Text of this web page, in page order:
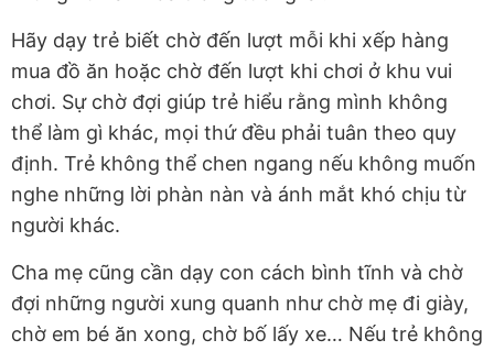
Hãy dạy trẻ biết chờ đến lượt mỗi khi xếp hàng
mua đồ ăn hoặc chờ đến lượt khi chơi ở khu vui
chơi. Sự chờ đợi giúp trẻ hiểu rằng mình không
thể làm gì khác, mọi thứ đều phải tuân theo quy
định. Trẻ không thể chen ngang nếu không muốn
nghe những lời phàn nàn và ánh mắt khó chịu từ
người khác.
Cha mẹ cũng cần dạy con cách bình tĩnh và chờ
đợi những người xung quanh như chờ mẹ đi giày,
chờ em bé ăn xong, chờ bố lấy xe… Nếu trẻ không